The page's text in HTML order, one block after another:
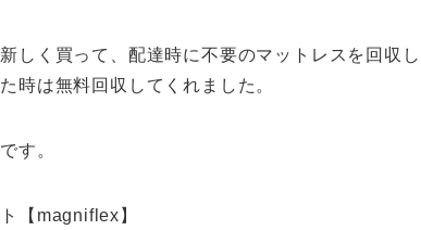
しく買って、配達時に不要のマットレスを回収
時は無料回収してくれました。
す。
【magniflex】